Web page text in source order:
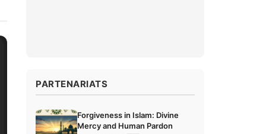
PARTENARIATS
Forgiveness in Islam: Divine
Mercy and Human Pardon